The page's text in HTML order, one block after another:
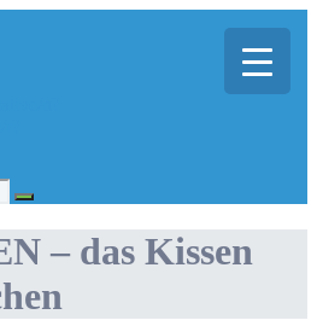
– das Kissen